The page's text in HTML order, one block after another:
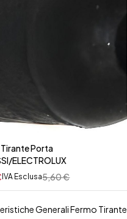
Porta
ELECTROLUX
5,60€
IVA Esclusa
Generali Fermo Tirante